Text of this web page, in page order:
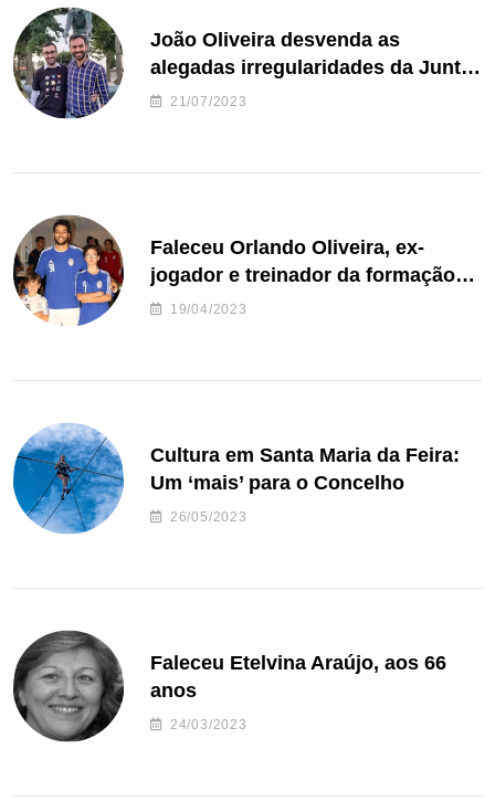
João Oliveira desvenda as
alegadas irregularidades da Junta
de Freguesia S. João de Ver
21/07/2023
Faleceu Orlando Oliveira, ex-
jogador e treinador da formação
de andebol do Feirense
19/04/2023
Cultura em Santa Maria da Feira:
Um ‘mais’ para o Concelho
26/05/2023
Faleceu Etelvina Araújo, aos 66
anos
24/03/2023